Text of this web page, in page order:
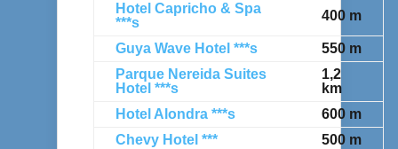
Hotel Capricho & Spa
***s
400 m
Guya Wave Hotel ***s
550 m
Parque Nereida Suites
Hotel ***s
1,2
km
Hotel Alondra ***s
600 m
Chevy Hotel ***
500 m